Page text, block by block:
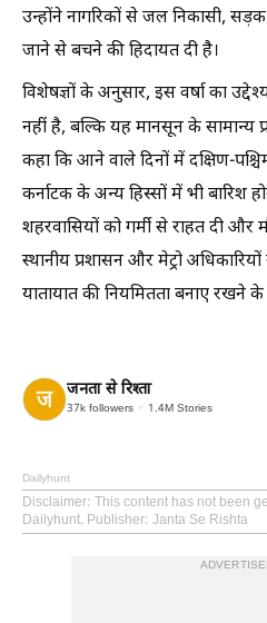
उन्होंने नागरिकों से जल निकासी,
जाने से बचने की हिदायत दी है।
विशेषज्ञों के अनुसार, इस वर्षा का
नहीं है, बल्कि यह मानसून के सामान्य
कहा कि आने वाले दिनों में दक्षिण-
कर्नाटक के अन्य हिस्सों में भी बारिश
शहरवासियों को गर्मी से राहत दी
स्थानीय प्रशासन और मेट्रो
यातायात की नियमितता बनाए रखने
जनता से रिश्ता
37k followers 1.4M Stories
Dailyhunt
Disclaimer: This content has not been
Dailyhunt. Publisher: Janta Se Rishta